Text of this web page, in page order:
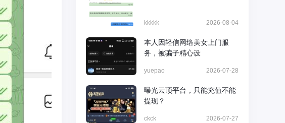
kkkkk 2026-08-04
本人因轻信网络美女上门服
务，被骗子精心设
yuepao 2026-07-28
曝光云顶平台，只能充值不能
提现？
ckck 2026-07-27